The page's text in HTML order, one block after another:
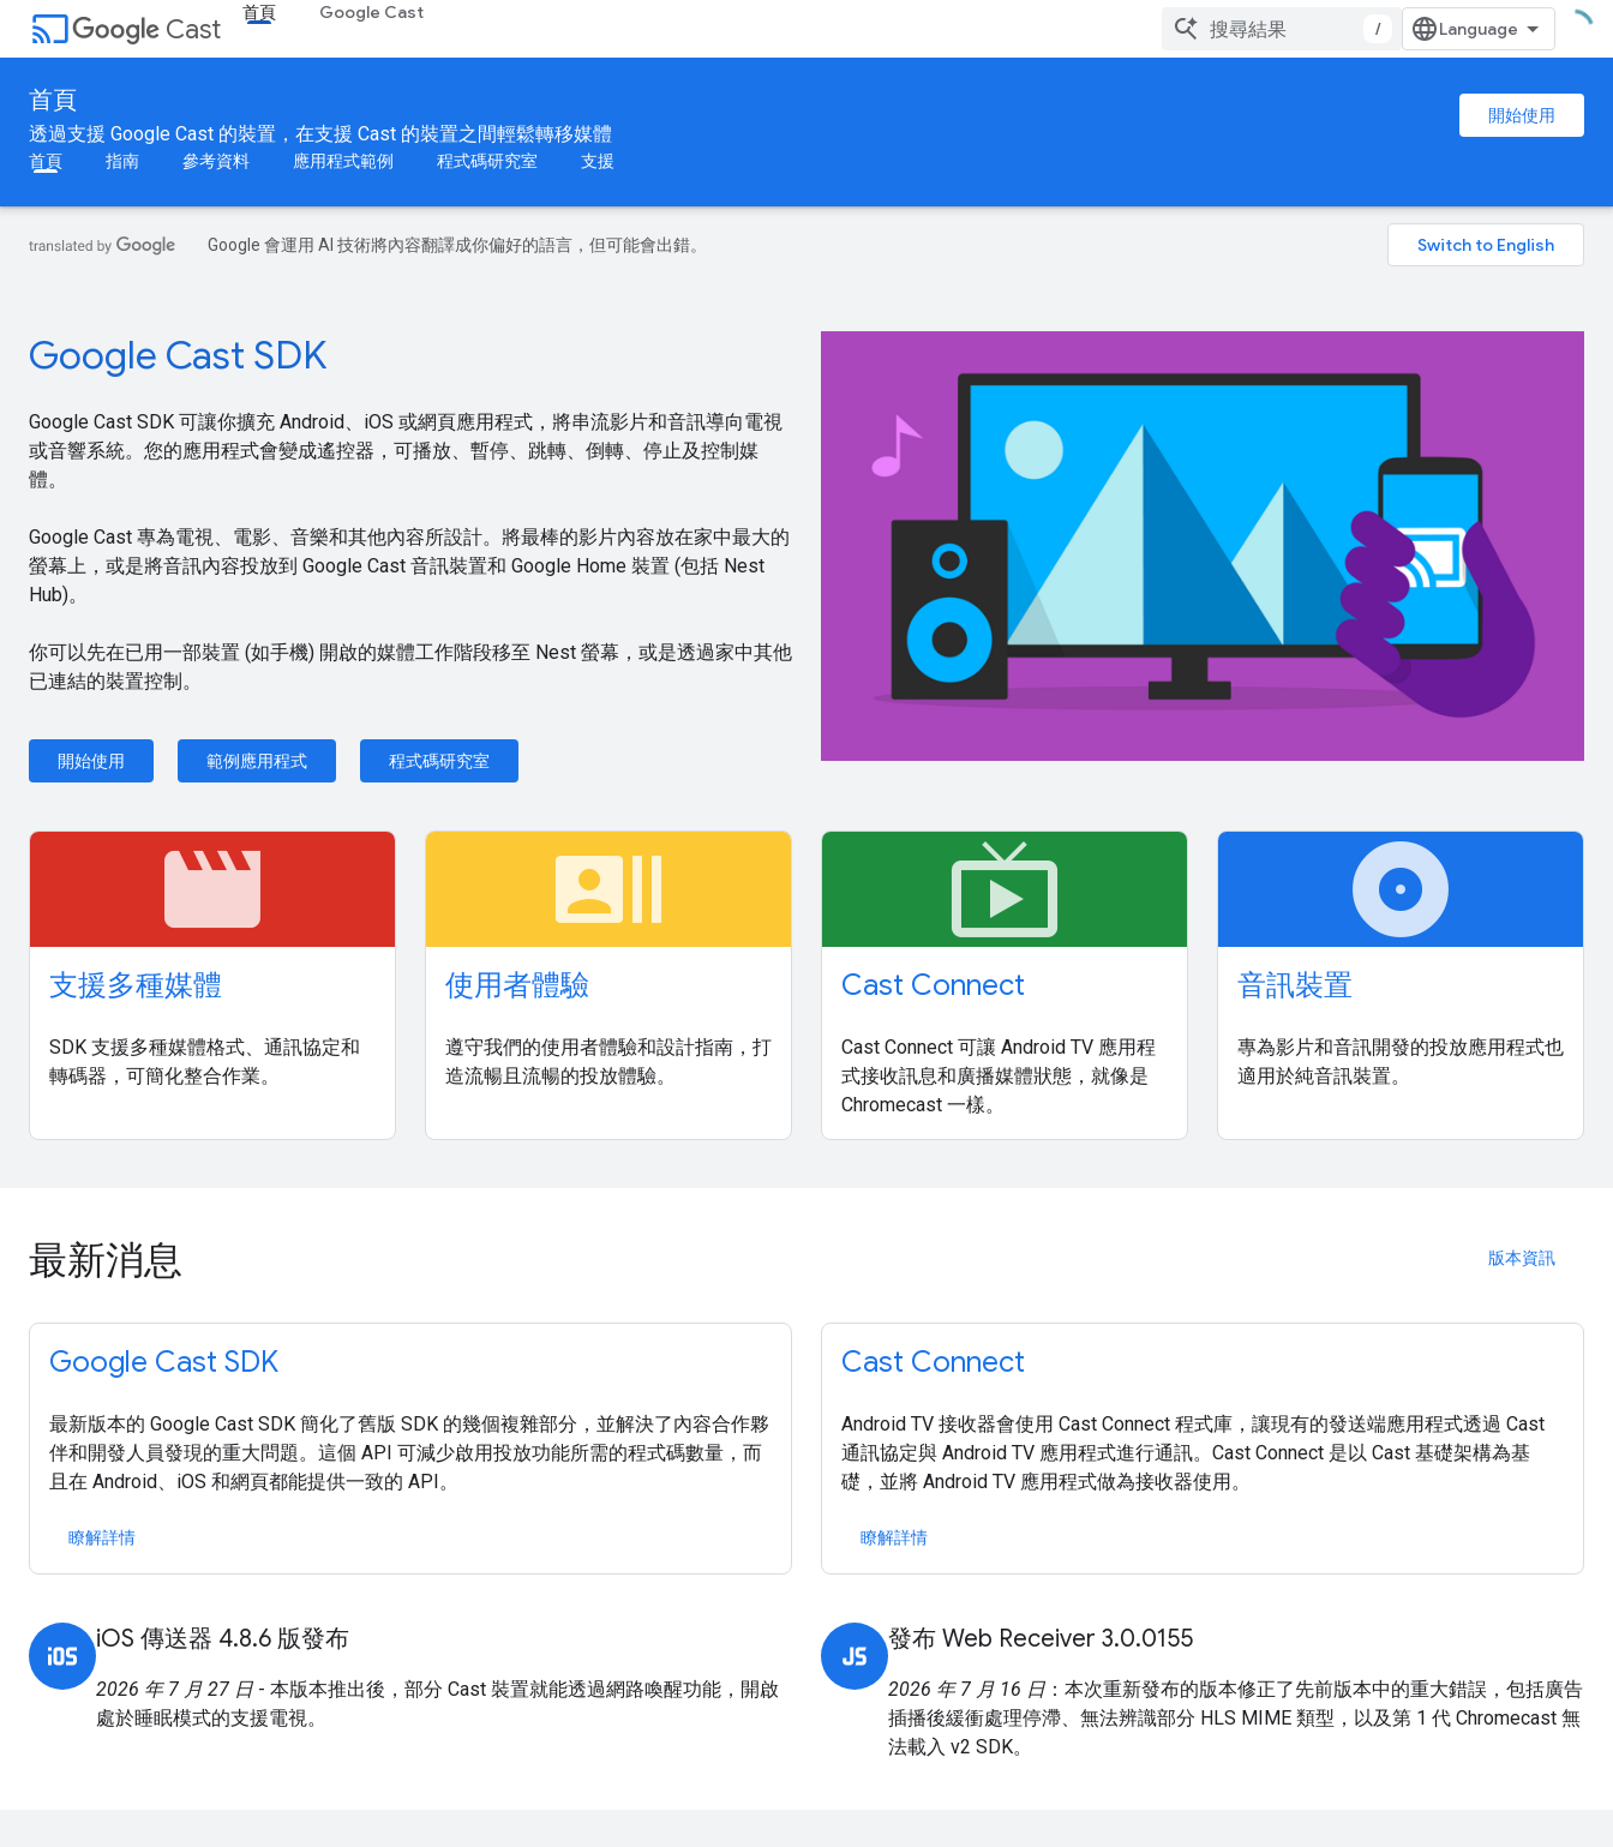
cast Cast
首頁 Google Cast
/
首頁
透過支援 Google Cast 的裝置，在支援 Cast 的裝置之間輕鬆轉移媒體
開始使用
首頁 指南 參考資料 應用程式範例 程式碼研究室 支援
Google 會運用 AI 技術將內容翻譯成你偏好的語言，但可能會出錯。
Google Cast SDK
Google Cast SDK 可讓你擴充 Android、iOS 或網頁應用程式，將串流影片和音訊導向電視
或音響系統。您的應用程式會變成遙控器，可播放、暫停、跳轉、倒轉、停止及控制媒
體。
Google Cast 專為電視、電影、音樂和其他內容所設計。將最棒的影片內容放在家中最大的
螢幕上，或是將音訊內容投放到 Google Cast 音訊裝置和 Google Home 裝置 (包括 Nest
Hub)。
你可以先在已用一部裝置 (如手機) 開啟的媒體工作階段移至 Nest 螢幕，或是透過家中其他
已連結的裝置控制。
開始使用 範例應用程式 程式碼研究室
movie
支援多種媒體
SDK 支援多種媒體格式、通訊協定和
轉碼器，可簡化整合作業。
recent_actors
使用者體驗
遵守我們的使用者體驗和設計指南，打
造流暢且流暢的投放體驗。
live_tv
Cast Connect
Cast Connect 可讓 Android TV 應用程
式接收訊息和廣播媒體狀態，就像是
Chromecast 一樣。
album
音訊裝置
專為影片和音訊開發的投放應用程式也
適用於純音訊裝置。
最新消息 版本資訊
Google Cast SDK
最新版本的 Google Cast SDK 簡化了舊版 SDK 的幾個複雜部分，並解決了內容合作夥
伴和開發人員發現的重大問題。這個 API 可減少啟用投放功能所需的程式碼數量，而
且在 Android、iOS 和網頁都能提供一致的 API。
瞭解詳情
Cast Connect
Android TV 接收器會使用 Cast Connect 程式庫，讓現有的發送端應用程式透過 Cast
通訊協定與 Android TV 應用程式進行通訊。Cast Connect 是以 Cast 基礎架構為基
礎，並將 Android TV 應用程式做為接收器使用。
瞭解詳情
iOS 傳送器 4.8.6 版發布
2026 年 7 月 27 日 - 本版本推出後，部分 Cast 裝置就能透過網路喚醒功能，開啟
處於睡眠模式的支援電視。
發布 Web Receiver 3.0.0155
2026 年 7 月 16 日 ：本次重新發布的版本修正了先前版本中的重大錯誤，包括廣告
插播後緩衝處理停滯、無法辨識部分 HLS MIME 類型，以及第 1 代 Chromecast 無
法載入 v2 SDK。